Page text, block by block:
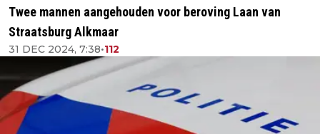
Twee mannen aangehouden voor beroving Laan van
Straatsburg Alkmaar
31 DEC 2024, 7:38•112